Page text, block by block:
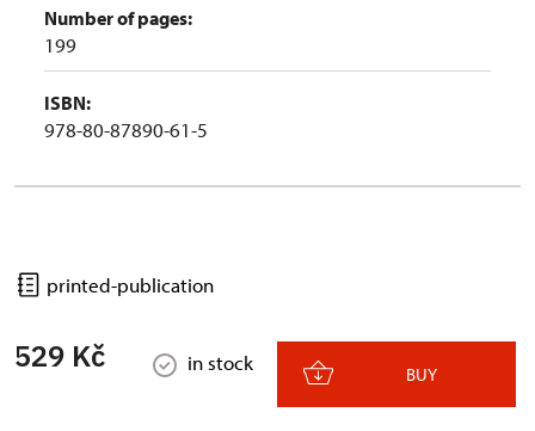
Number of pages:
199
ISBN:
978-80-87890-61-5
printed-publication
529 Kč in stock BUY